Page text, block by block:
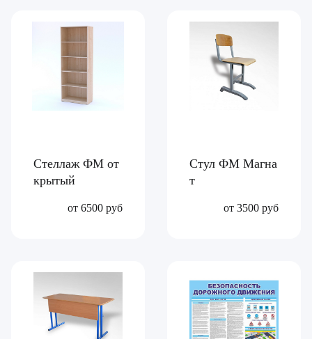
Стеллаж ФМ от
крытый
от 6500 руб
Стул ФМ Магна
т
от 3500 руб